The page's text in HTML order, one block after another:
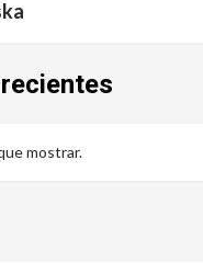
mostrar.